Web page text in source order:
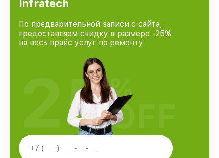
Infratech
По предварительной записи с сайта,
предоставляем скидку в размере -25%
на весь прайс услуг по ремонту
25%
OFF